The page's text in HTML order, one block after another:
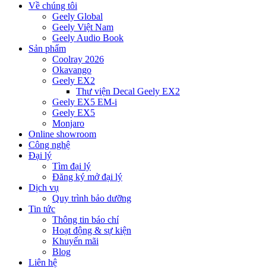
Về chúng tôi
Geely Global
Geely Việt Nam
Geely Audio Book
Sản phẩm
Coolray 2026
Okavango
Geely EX2
Thư viện Decal Geely EX2
Geely EX5 EM-i
Geely EX5
Monjaro
Online showroom
Công nghệ
Đại lý
Tìm đại lý
Đăng ký mở đại lý
Dịch vụ
Quy trình bảo dưỡng
Tin tức
Thông tin báo chí
Hoạt động & sự kiện
Khuyến mãi
Blog
Liên hệ